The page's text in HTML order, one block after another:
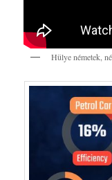
Hülye németek,